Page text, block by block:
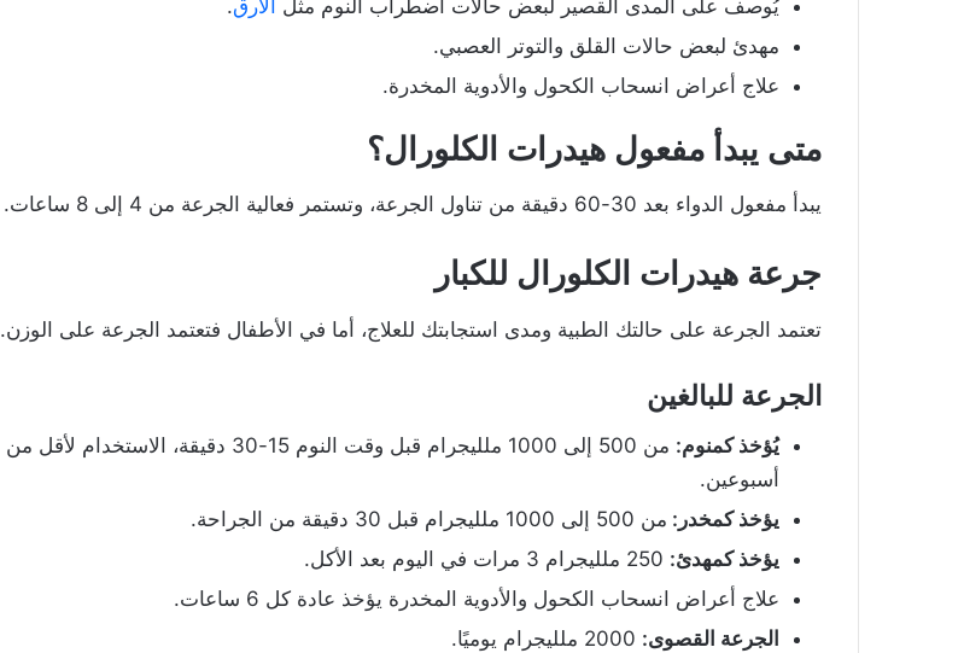
يُوصف على المدى القصير لبعض حالات اضطراب النوم مثل الأرق.
مهدئ لبعض حالات القلق والتوتر العصبي.
علاج أعراض انسحاب الكحول والأدوية المخدرة.
متى يبدأ مفعول هيدرات الكلورال؟
يبدأ مفعول الدواء بعد 30-60 دقيقة من تناول الجرعة، وتستمر فعالية الجرعة من 4 إلى 8 ساعات.
جرعة هيدرات الكلورال للكبار
تعتمد الجرعة على حالتك الطبية ومدى استجابتك للعلاج، أما في الأطفال فتعتمد الجرعة على الوزن.
الجرعة للبالغين
يُؤخذ كمنوم:
من 500 إلى 1000 ملليجرام قبل وقت النوم 15-30 دقيقة، الاستخدام لأقل من
أسبوعين.
يؤخذ كمخدر: من 500 إلى 1000 ملليجرام قبل 30 دقيقة من الجراحة.
يؤخذ كمهدئ:
علاج أعراض انسحاب الكحول والأدوية المخدرة يؤخذ عادة كل 6 ساعات.
الجرعة القصوى: